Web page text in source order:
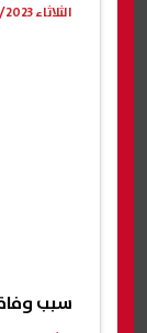
الثلاثاء 19/09/2023 10:38 م
سبب